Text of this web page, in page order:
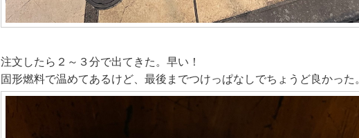
注文したら２～３分で出てきた。早い！
固形燃料で温めてあるけど、最後までつけっぱなしでちょうど良かった。